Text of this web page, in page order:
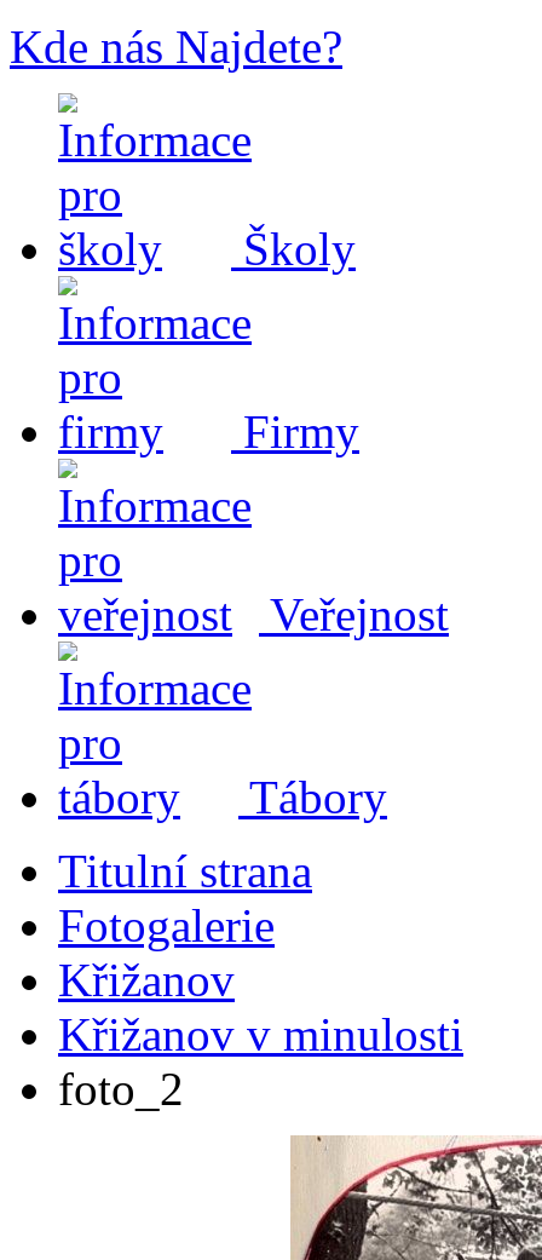
Kde nás Najdete?
Školy
Firmy
Veřejnost
Tábory
Titulní strana
Fotogalerie
Křižanov
Křižanov v minulosti
foto_2